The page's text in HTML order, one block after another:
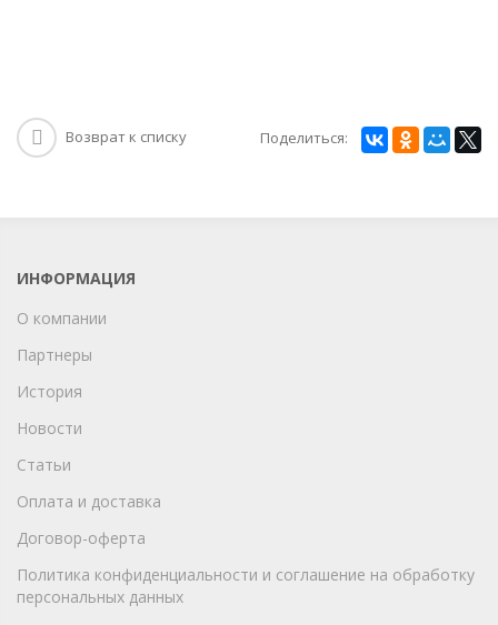
Возврат к списку Поделиться:
ИНФОРМАЦИЯ
О компании
Партнеры
История
Новости
Статьи
Оплата и доставка
Договор-оферта
Политика конфиденциальности и соглашение на обработку
персональных данных